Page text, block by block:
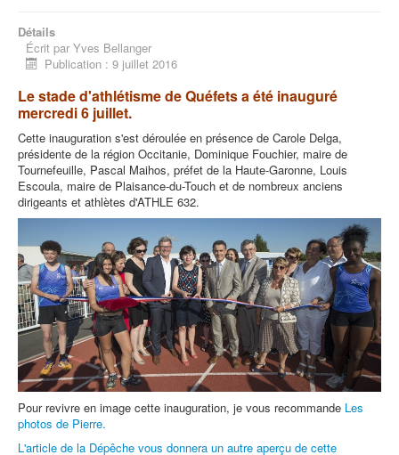
Détails
Écrit par Yves Bellanger
Publication : 9 juillet 2016
Le stade d'athlétisme de Quéfets a été inauguré
mercredi 6 juillet.
Cette inauguration s'est déroulée en présence de Carole Delga,
présidente de la région Occitanie, Dominique Fouchier, maire de
Tournefeuille, Pascal Maihos, préfet de la Haute-Garonne, Louis
Escoula, maire de Plaisance-du-Touch et de nombreux anciens
dirigeants et athlètes d'ATHLE 632.
Pour revivre en image cette inauguration, je vous recommande Les
photos de Pierre.
L'article de la Dépêche vous donnera un autre aperçu de cette